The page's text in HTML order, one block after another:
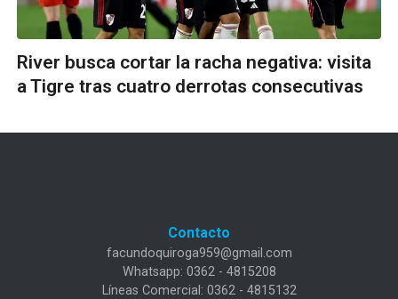
River busca cortar la racha negativa: visita
a Tigre tras cuatro derrotas consecutivas
Contacto
facundoquiroga959@gmail.com
Whatsapp: 0362 - 4815208
Líneas Comercial: 0362 - 4815132